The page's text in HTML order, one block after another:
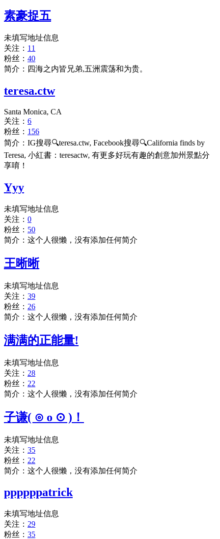
素豪捉五
未填写地址信息
关注： 11
粉丝： 40
简介：四海之内皆兄弟,五洲震荡和为贵。
teresa.ctw
Santa Monica, CA
关注： 6
粉丝： 156
简介：IG搜尋🔍teresa.ctw, Facebook搜尋🔍California finds by
Teresa, 小紅書：teresactw, 有更多好玩有趣的創意加州景點分
享唷！
Yyy
未填写地址信息
关注： 0
粉丝： 50
简介：这个人很懒，没有添加任何简介
王晰晰
未填写地址信息
关注： 39
粉丝： 26
简介：这个人很懒，没有添加任何简介
满满的正能量!
未填写地址信息
关注： 28
粉丝： 22
简介：这个人很懒，没有添加任何简介
子谦( ⊙ o ⊙ )！
未填写地址信息
关注： 35
粉丝： 22
简介：这个人很懒，没有添加任何简介
ppppppatrick
未填写地址信息
关注： 29
粉丝： 35